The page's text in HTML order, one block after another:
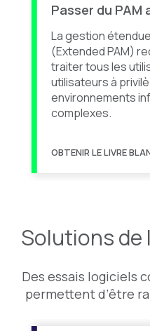
Passer du PAM
La gestion
(Extended PAM)
traiter tous les
utilisateurs à
environnements
complexes.
OBTENIR LE LIVRE
Solutions de
Des essais logiciels
permettent d’être